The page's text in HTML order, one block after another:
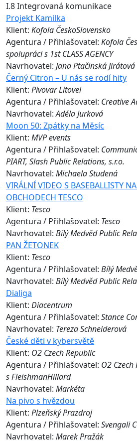
I.8 Integrovaná komunikace
Projekt Kamilka
Klient: Kofola ČeskoSlovensko
Agentura / Přihlašovatel: Kofola
spolupráci s 1st CLASS AGENCY
Navrhovatel: Jana Ptačinská Jirátová
Černý Citron – U nás se rodí hity
Klient: Pivovar Litovel
Agentura / Přihlašovatel: Creative
Navrhovatel:Adéla Jurková
Moon 50: Zpátky na Měsíc
Klient: MVP events
Agentura / Přihlašovatel:
PIART, Slash Public Relations, s.r.o.
Navrhovatel: Michaela Studená
VIRÁLNÍ VIDEO S BASEBALLISTY
OBCHODECH TESCO
Klient: Tesco
Agentura / Přihlašovatel: Tesco
Navrhovatel: Bílý Medvěd Public
PAN ŽETONEK
Klient: Tesco
Agentura / Přihlašovatel: Bílý
Navrhovatel: Bílý Medvěd Public
Dialiga
Klient: Diacentrum
Agentura / Přihlašovatel: Stance
Navrhovatel: Tereza Schneiderová
České děti v kybersvětě
Klient: O2 Czech Republic
Agentura / Přihlašovatel: O2
s FleishmanHillard
Navrhovatel: Markéta
Na pivo s hvězdou
Klient: Plzeňský Prazdroj
Agentura / Přihlašovatel: Svengali
Navrhovatel: Marek Pražák